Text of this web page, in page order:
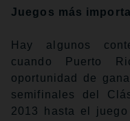
Juegos más
Hay algunos
cuando Puerto
oportunidad de
semifinales del
2013 hasta el